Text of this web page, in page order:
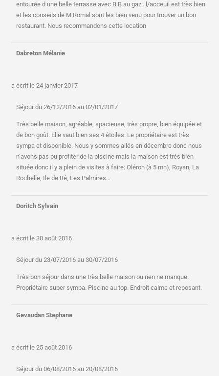
entourée d une belle terrasse avec B B au gaz . l/acceuil est très bien
et les conseils de M Romal sont les bien venu pour trouver un bon
restaurant. Nous recommandons cette location
Dabreton Mélanie
a écrit le 24 janvier 2017
Séjour du 26/12/2016 au 02/01/2017
Très belle maison, agréable, spacieuse, très propre, bien équipée et
de bon goût. Elle vaut bien ses 4 étoiles. Le propriétaire est très
sympa et disponible. Nous y sommes allés en décembre donc nous
n’avons pas pu profiter de la piscine mais la maison est très bien
située donc il y a plein de visites à faire: Oléron (à 5 mn), Royan, La
Rochelle, Ile de Ré, Les Palmires…
Doritch Sylvain
a écrit le 30 août 2016
Séjour du 23/07/2016 au 30/07/2016
Très bon séjour dans une très belle maison ou rien ne manque.
Propriétaire super sympa. Piscine au top. Endroit calme et reposant.
Gevaudan Stephane
a écrit le 25 août 2016
Séjour du 06/08/2016 au 20/08/2016